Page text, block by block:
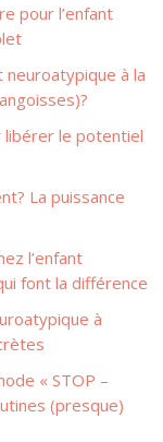
pour l’enfant
à la
libérer le potentiel
La puissance
l’enfant
font la différence
à
« STOP –
(presque)